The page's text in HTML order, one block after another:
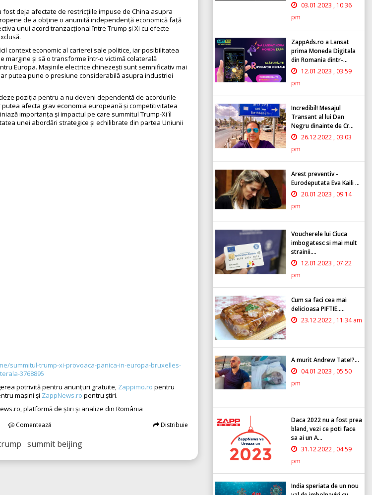
fost deja afectate de restricțiile impuse de China asupra
de a obține o anumită independență economică față
unui acord tranzacțional între Trump și Xi cu efecte
context economic al carierei sale politice, iar posibilitatea
margine și să o transforme într-o victimă colaterală
Europa. Mașinile electrice chinezești sunt semnificativ mai
putea pune o presiune considerabilă asupra industriei
poziția pentru a nu deveni dependentă de acordurile
afecta grav economia europeană și competitivitatea
importanța și impactul pe care summitul Trump-Xi îl
unei abordări strategice și echilibrate din partea Uniunii
summitul-trump-xi-provoaca-panica-in-europa-bruxelles-
3768895
potrivită pentru anunțuri gratuite, Zappimo.ro pentru
mașini și ZappNews.ro pentru știri.
platformă de știri și analize din România
Comentează Distribuie
summit beijing
03.01.2023 , 10:36
pm
ZappAds.ro a Lansat
prima Moneda Digitala
din Romania dintr-...
12.01.2023 , 03:59
pm
Incredibil! Mesajul
Transant al lui Dan
Negru dinainte de Cr...
26.12.2022 , 03:03
pm
Arest preventiv -
Eurodeputata Eva Kaili ...
20.01.2023 , 09:14
pm
Voucherele lui Ciuca
imbogatesc si mai mult
strainii....
12.01.2023 , 07:22
pm
Cum sa faci cea mai
delicioasa PIFTIE.....
23.12.2022 , 11:34 am
A murit Andrew Tate!?...
04.01.2023 , 05:50
pm
Daca 2022 nu a fost prea
bland, vezi ce poti face
sa ai un A...
31.12.2022 , 04:59
pm
India speriata de un nou